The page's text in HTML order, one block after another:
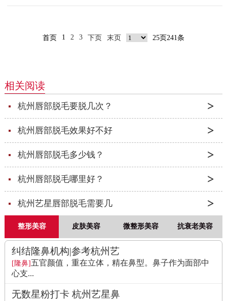
首页 1 2 3 下页 末页 25页241条
相关阅读
杭州唇部脱毛要脱几次？
杭州唇部脱毛效果好不好
杭州唇部脱毛多少钱？
杭州唇部脱毛哪里好？
杭州艺星唇部脱毛需要几
整形美容 皮肤美容 微整形美容 抗衰老美容
纠结隆鼻机构|参考杭州艺
[隆鼻]五官颜值，重在立体，精在鼻型。鼻子作为面部中
心支...
无数星粉打卡 杭州艺星鼻